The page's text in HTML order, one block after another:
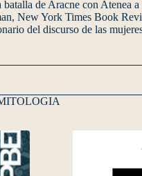
de Aracne con
New York Times Book
del discurso de las